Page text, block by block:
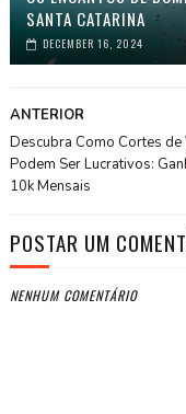
SANTA CATARINA
DECEMBER 16, 2024
ANTERIOR
Descubra Como Cortes de
Podem Ser Lucrativos:
10k Mensais
POSTAR UM
NENHUM COMENTÁRIO